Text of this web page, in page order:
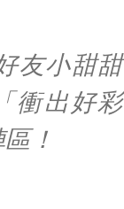
友小甜甜
衝出好彩
！